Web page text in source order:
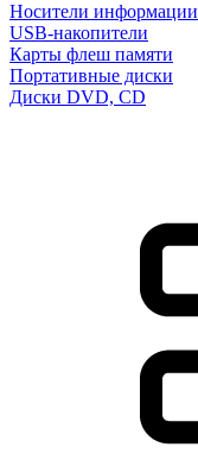
Носители информации
USB-накопители
Карты флеш памяти
Портативные диски
Диски DVD, CD